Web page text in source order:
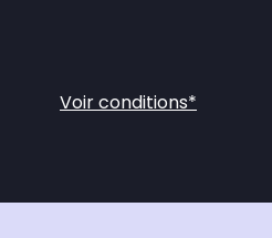
Voir conditions*